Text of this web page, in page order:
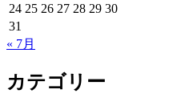
24 25 26 27 28 29 30
31
« 7月
カテゴリー